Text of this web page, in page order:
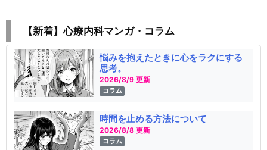
【新着】心療内科マンガ・コラム
悩みを抱えたときに心をラクにする
思考。
2026/8/9 更新
コラム
時間を止める方法について
2026/8/8 更新
コラム